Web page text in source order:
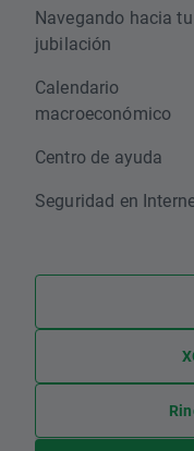
Navegando hacia tu
jubilación
Calendario
macroeconómico
Centro de ayuda
Seguridad en